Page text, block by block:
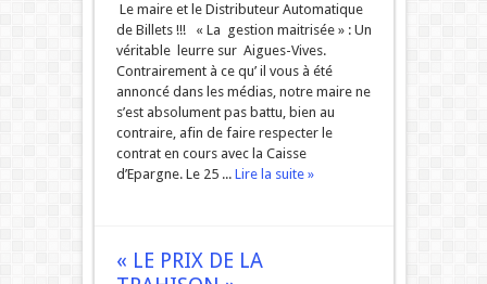
Le maire et le Distributeur Automatique
de Billets !!! « La gestion maitrisée » : Un
véritable leurre sur Aigues-Vives.
Contrairement à ce qu’ il vous à été
annoncé dans les médias, notre maire ne
s’est absolument pas battu, bien au
contraire, afin de faire respecter le
contrat en cours avec la Caisse
d’Epargne. Le 25 ... Lire la suite »
« LE PRIX DE LA